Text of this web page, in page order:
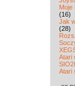
Moje
(16)
Jak
(28)
Atari
Atari